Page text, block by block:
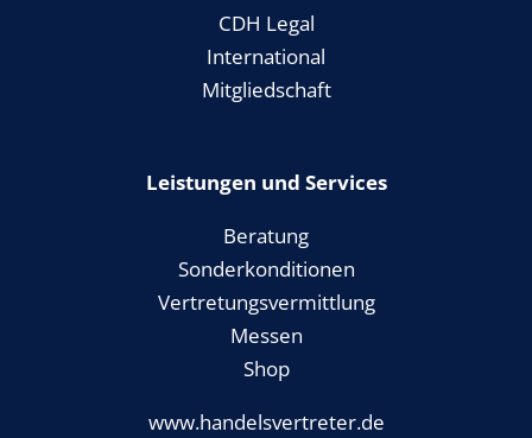
CDH Legal
International
Mitgliedschaft
Leistungen und Services
Beratung
Sonderkonditionen
Vertretungsvermittlung
Messen
Shop
www.handelsvertreter.de